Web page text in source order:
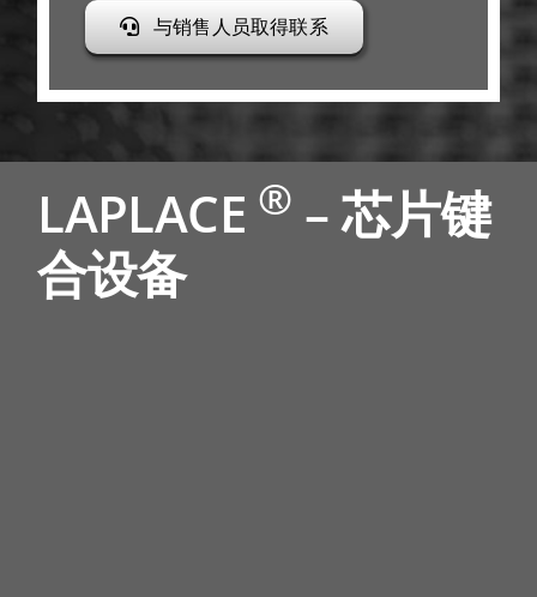
与销售人员取得联系
LAPLACE ® – 芯片键
合设备